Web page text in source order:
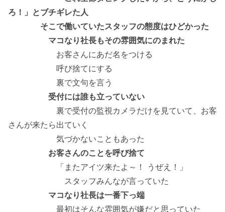
ろ！」とブチギレた人
そこで働いていたスタッフの態度はひどかった
マコなり社長もその雰囲気にのまれた
お客さんにあだ名をつける
呼び捨てにする
裏で文句を言う
受付には誰も立っていない
裏で受付の監視カメラだけを見ていて、お客
さんが来たら出ていく
気づかないこともあった
お客さんのことを呼び捨て
「またアイツ来たよ～！ うぜえ！」
スタッフみんなが言っていた
マコなり社長は一番下っ端
最初はそんな雰囲気が嫌だと思っていた